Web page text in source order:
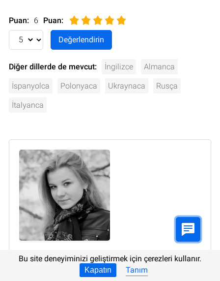
Puan: 6 Puan:
Diğer dillerde de mevcut: İngilizce Almanca
İspanyolca Polonyaca Ukraynaca Rusça
İtalyanca
Yazar: Oksana Arabadzhy, Teknik yazar
Oksana Arabadzhy. Ukraynaca-Türkçe, İngilizce-
Bu site deneyiminizi geliştirmek için çerezleri kullanır.
Kapatın Tanım